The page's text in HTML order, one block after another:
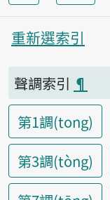
重新選索引
聲調索引 ¶
第1調(tong)
第3調(tòng)